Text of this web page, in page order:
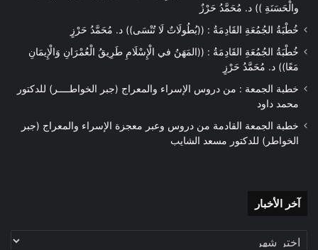
والْحَسَنَةِ )) د. مُحَمَّدُ حَرْزٌ
خُطْبَةُ الجُمُعَةِ القَادِمَةُ : ((بُطُولَاتٌ لَا تُنْسَى)) د. مُحَمَّدُ حَرْزٍ
خُطْبَةُ الجُمُعَةِ القَادِمَةُ : ((المَهَنُ في الْإِسْلَامِ طَرِيقُ الْعُمْرَانِ وَالْإِيمَانِ
مَعًا)) د. مُحَمَّدُ حَرْزٍ
خطبة الجمعة : من دروس الإسراء والمعراج (جبر الخواطــــر) للدكتور
محمد داود
خطبة الجمعة القادمة من دروس وعبر معجزة الإسراء والمعراج (جبر
الخواطر) للدكتور مسعد الشايب
آخر الأخبار